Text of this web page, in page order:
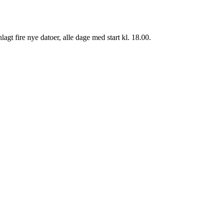
fire nye datoer, alle dage med start kl. 18.00.